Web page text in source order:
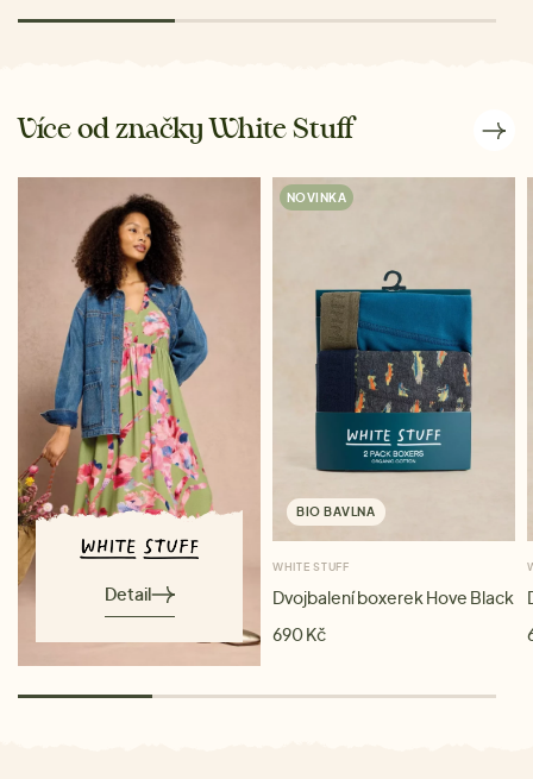
Více od značky White Stuff
Detail
NOVINKA
BIO BAVLNA
WHITE STUFF
Dvojbalení boxerek Hove Black
690 Kč